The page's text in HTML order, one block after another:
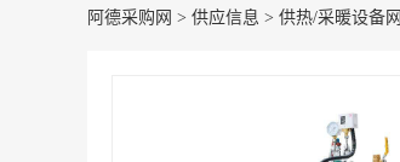
阿德采购网 > 供应信息 > 供热/采暖设备网